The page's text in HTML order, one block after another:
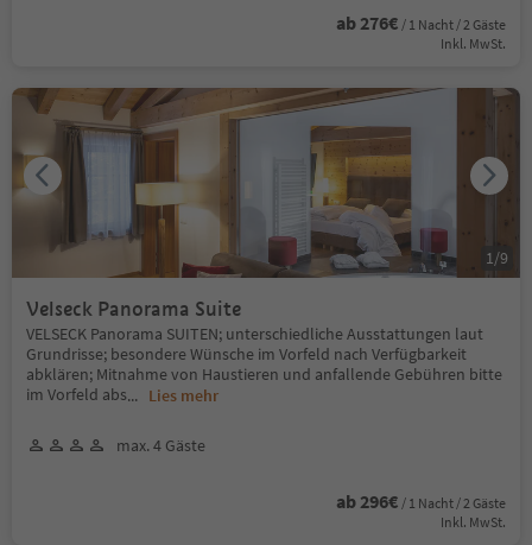
ab 276€ / 1 Nacht / 2 Gäste
Inkl. MwSt.
Velseck Panorama Suite
VELSECK Panorama SUITEN; unterschiedliche Ausstattungen laut
Grundrisse; besondere Wünsche im Vorfeld nach Verfügbarkeit
abklären; Mitnahme von Haustieren und anfallende Gebühren bitte
im Vorfeld abs... Lies mehr
max. 4 Gäste
ab 296€ / 1 Nacht / 2 Gäste
Inkl. MwSt.
1/9